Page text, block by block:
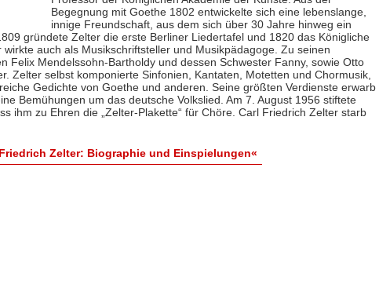
Begegnung mit Goethe 1802 entwickelte sich eine lebenslange,
innige Freundschaft, aus dem sich über 30 Jahre hinweg ein
gründete Zelter die erste Berliner Liedertafel und 1820 das Königliche
auch als Musikschriftsteller und Musikpädagoge. Zu seinen
Felix Mendelssohn-Bartholdy und dessen Schwester Fanny, sowie Otto
Zelter selbst komponierte Sinfonien, Kantaten, Motetten und Chormusik,
Gedichte von Goethe und anderen. Seine größten Verdienste erwarb
Bemühungen um das deutsche Volkslied. Am 7. August 1956 stiftete
ihm zu Ehren die „Zelter-Plakette“ für Chöre. Carl Friedrich Zelter starb
Zelter: Biographie und Einspielungen«